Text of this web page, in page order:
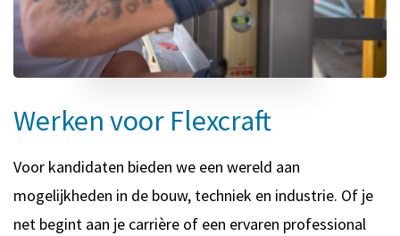
Werken voor Flexcraft
Voor kandidaten bieden we een wereld aan
mogelijkheden in de bouw, techniek en industrie. Of je
net begint aan je carrière of een ervaren professional